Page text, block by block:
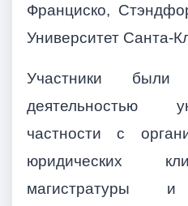
Франциско,
Университет Санта-
Участники
деятельностью
частности с
юридических
магистратуры и